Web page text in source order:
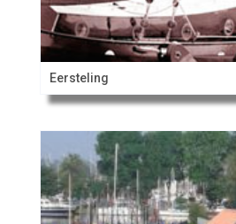
Eersteling